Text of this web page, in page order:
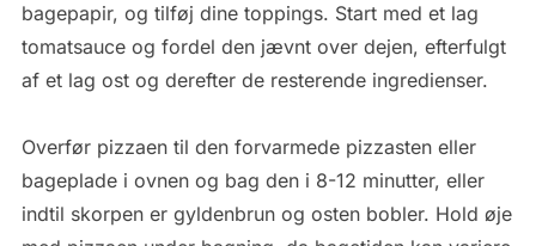
bagepapir, og tilføj dine toppings. Start med et lag
tomatsauce og fordel den jævnt over dejen, efterfulgt
af et lag ost og derefter de resterende ingredienser.
Overfør pizzaen til den forvarmede pizzasten eller
bageplade i ovnen og bag den i 8-12 minutter, eller
indtil skorpen er gyldenbrun og osten bobler. Hold øje